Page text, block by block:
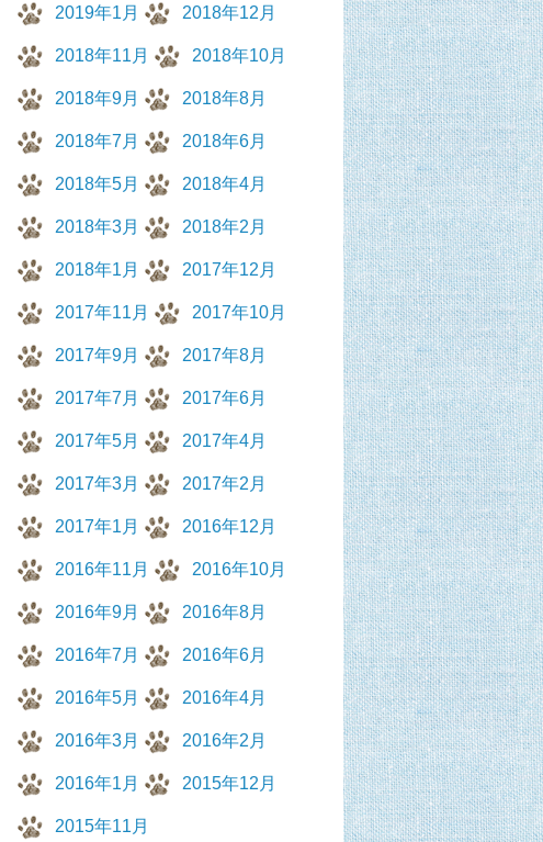
2019年1月 2018年12月
2018年11月 2018年10月
2018年9月 2018年8月
2018年7月 2018年6月
2018年5月 2018年4月
2018年3月 2018年2月
2018年1月 2017年12月
2017年11月 2017年10月
2017年9月 2017年8月
2017年7月 2017年6月
2017年5月 2017年4月
2017年3月 2017年2月
2017年1月 2016年12月
2016年11月 2016年10月
2016年9月 2016年8月
2016年7月 2016年6月
2016年5月 2016年4月
2016年3月 2016年2月
2016年1月 2015年12月
2015年11月